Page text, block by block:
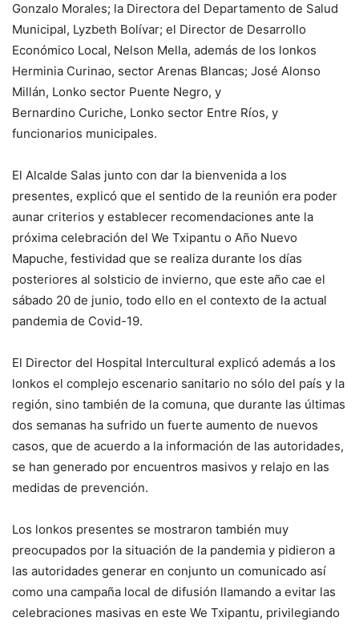
Gonzalo Morales; la Directora del Departamento de Salud
Municipal, Lyzbeth Bolívar; el Director de Desarrollo
Económico Local, Nelson Mella, además de los lonkos
Herminia Curinao, sector Arenas Blancas; José Alonso
Millán, Lonko sector Puente Negro, y
Bernardino Curiche, Lonko sector Entre Ríos, y
funcionarios municipales.
El Alcalde Salas junto con dar la bienvenida a los
presentes, explicó que el sentido de la reunión era poder
aunar criterios y establecer recomendaciones ante la
próxima celebración del We Txipantu o Año Nuevo
Mapuche, festividad que se realiza durante los días
posteriores al solsticio de invierno, que este año cae el
sábado 20 de junio, todo ello en el contexto de la actual
pandemia de Covid-19.
El Director del Hospital Intercultural explicó además a los
lonkos el complejo escenario sanitario no sólo del país y la
región, sino también de la comuna, que durante las últimas
dos semanas ha sufrido un fuerte aumento de nuevos
casos, que de acuerdo a la información de las autoridades,
se han generado por encuentros masivos y relajo en las
medidas de prevención.
Los lonkos presentes se mostraron también muy
preocupados por la situación de la pandemia y pidieron a
las autoridades generar en conjunto un comunicado así
como una campaña local de difusión llamando a evitar las
celebraciones masivas en este We Txipantu, privilegiando